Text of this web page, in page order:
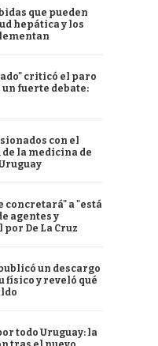
que pueden
hepática y los
criticó el paro
un fuerte debate:
con el
la medicina de
concretará" a "está
agentes y
De La Cruz
un descargo
físico y reveló qué
todo Uruguay: la